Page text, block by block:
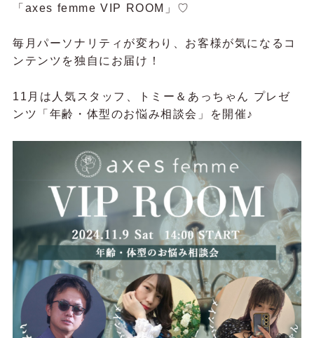
「axes femme VIP ROOM」♡
毎月パーソナリティが変わり、お客様が気になるコ
ンテンツを独自にお届け！
11月は人気スタッフ、トミー＆あっちゃん プレゼ
ンツ「年齢・体型のお悩み相談会」を開催♪